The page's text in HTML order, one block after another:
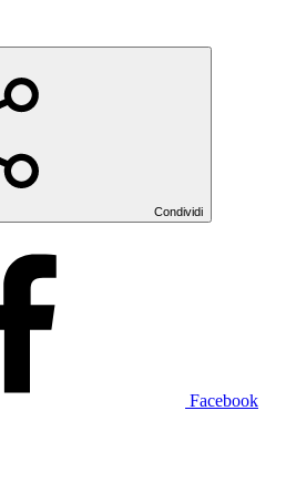
Condividi
Facebook